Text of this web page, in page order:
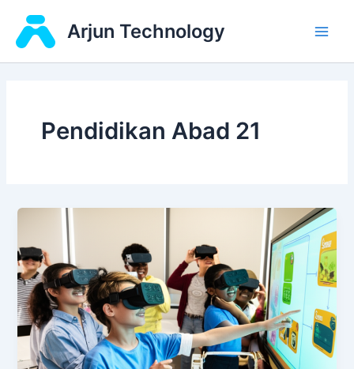
content
Arjun Technology
Pendidikan Abad 21